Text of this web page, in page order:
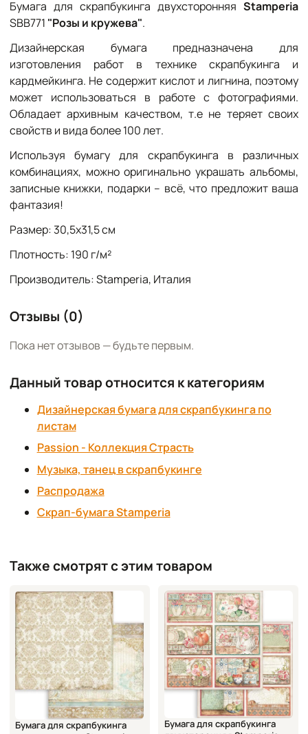
Бумага для скрапбукинга двухсторонняяStamperia
SBB771 "Розы и кружева".
Дизайнерская бумага предназначена для
изготовления работ в технике скрапбукинга и
кардмейкинга. Не содержит кислот и лигнина, поэтому
может использоваться в работе с фотографиями.
Обладает архивным качеством, т.е не теряет своих
свойств и вида более 100 лет.
Используя бумагу для скрапбукинга в различных
комбинациях, можно оригинально украшать альбомы,
записные книжки, подарки – всё, что предложит ваша
фантазия!
Размер: 30,5х31,5 см
Плотность: 190 г/м²
Производитель: Stamperia, Италия
Отзывы (0)
Пока нет отзывов — будьте первым.
Данный товар относится к категориям
Дизайнерская бумага для скрапбукинга по
листам
Passion - Коллекция Страсть
Музыка, танец в скрапбукинге
Распродажа
Скрап-бумага Stamperia
Также смотрят с этим товаром
Бумага для скрапбукинга
Бумага для скрапбукинга